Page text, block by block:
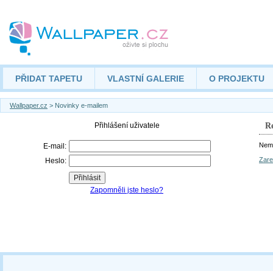
PŘIDAT TAPETU VLASTNÍ GALERIE O PROJEKTU
Wallpaper.cz > Novinky e-mailem